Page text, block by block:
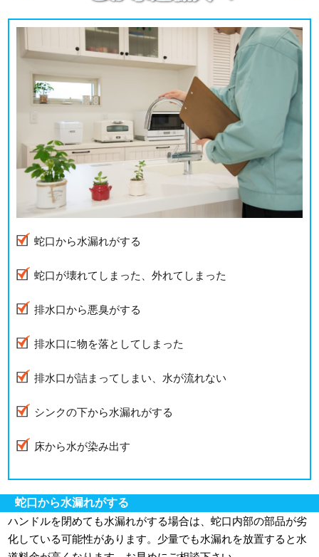
蛇口から水漏れがする
蛇口が壊れてしまった、外れてしまった
排水口から悪臭がする
排水口に物を落としてしまった
排水口が詰まってしまい、水が流れない
シンクの下から水漏れがする
床から水が染み出す
蛇口から水漏れがする
ハンドルを閉めても水漏れがする場合は、蛇口内部の部品が劣
化している可能性があります。少量でも水漏れを放置すると水